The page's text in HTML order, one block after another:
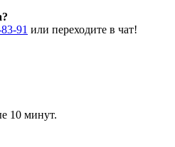
91 или переходите в чат!
10 минут.